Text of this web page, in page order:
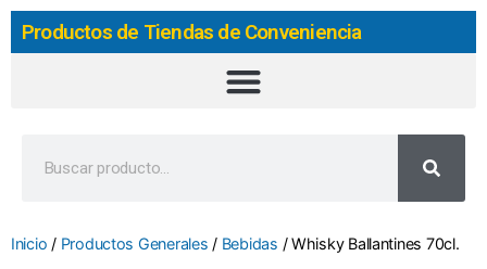
Productos de Tiendas de Conveniencia
Inicio / Productos Generales / Bebidas / Whisky Ballantines 70cl.